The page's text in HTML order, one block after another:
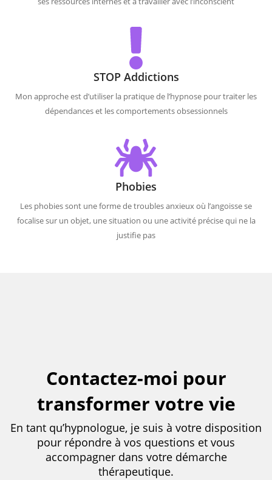
STOP Addictions
Mon approche est d’utiliser la pratique de l’hypnose pour traiter les
dépendances et les comportements obsessionnels
Phobies
Les phobies sont une forme de troubles anxieux où l’angoisse se
focalise sur un objet, une situation ou une activité précise qui ne la
justifie pas
Contactez-moi pour
transformer votre vie
En tant qu’hypnologue, je suis à votre disposition
pour répondre à vos questions et vous
accompagner dans votre démarche
thérapeutique.